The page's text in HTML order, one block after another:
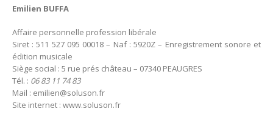
Emilien BUFFA
Affaire personnelle profession libérale
Siret : 511 527 095 00018 – Naf : 5920Z – Enregistrement sonore et
édition musicale
Siège social : 5 rue prés château – 07340 PEAUGRES
Tél. : 06 83 11 74 83
Mail : emilien@soluson.fr
Site internet : www.soluson.fr